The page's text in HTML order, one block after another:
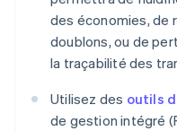
des économies, de
doublons, ou de
la traçabilité des
Utilisez des outils
de gestion intégré